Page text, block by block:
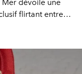
Mer dévoile une
flirtant entre